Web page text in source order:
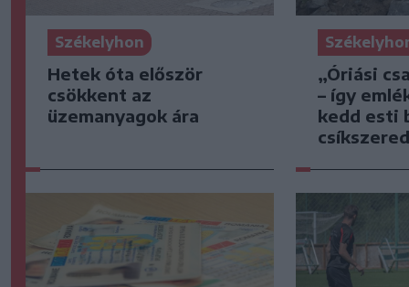
Székelyhon
Hetek óta először
csökkent az
üzemanyagok ára
„Óriási
– így
kedd esti